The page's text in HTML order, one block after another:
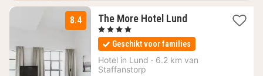
8.4 The More Hotel Lund1
vanaf
108,94
€
, 4 Sterren
Geschikt voor families
Hotel in Lund · 6.2 km van
Staffanstorp